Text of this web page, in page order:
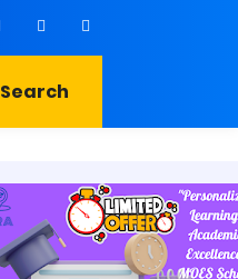
Search